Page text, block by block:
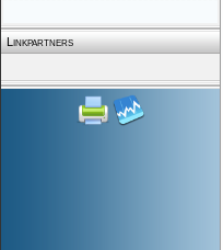
Linkpartners